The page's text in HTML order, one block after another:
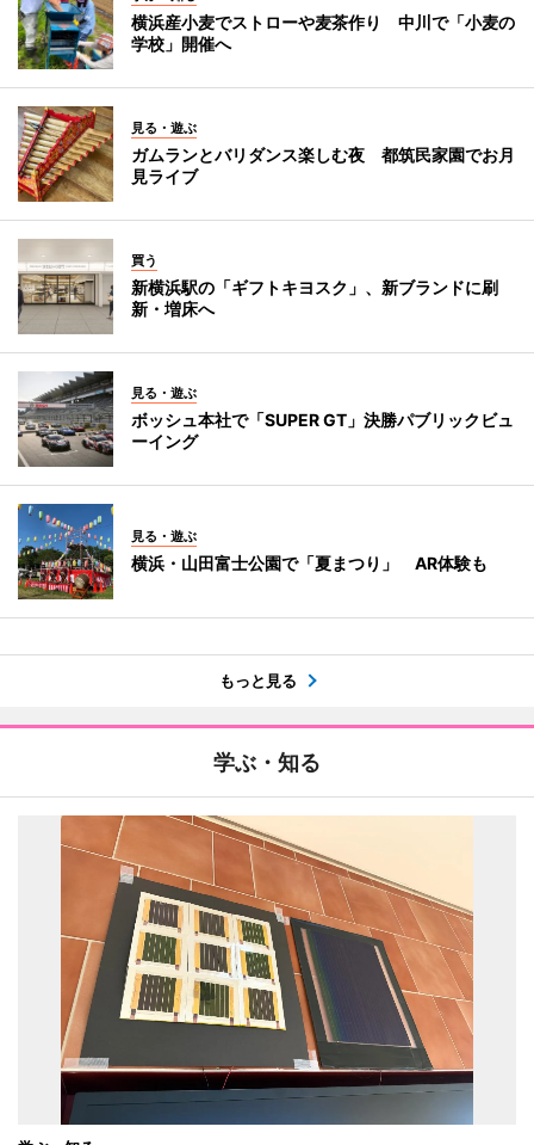
横浜産小麦でストローや麦茶作り 中川で「小麦の
学校」開催へ
見る・遊ぶ
ガムランとバリダンス楽しむ夜 都筑民家園でお月
見ライブ
買う
新横浜駅の「ギフトキヨスク」、新ブランドに刷
新・増床へ
見る・遊ぶ
ボッシュ本社で「SUPER GT」決勝パブリックビュ
ーイング
見る・遊ぶ
横浜・山田富士公園で「夏まつり」 AR体験も
もっと見る
学ぶ・知る